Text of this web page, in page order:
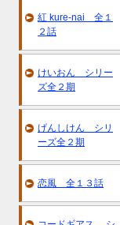
紅 kure-nai 全１
２話
けいおん シリー
ズ全２期
げんしけん シリ
ーズ全２期
恋風 全１３話